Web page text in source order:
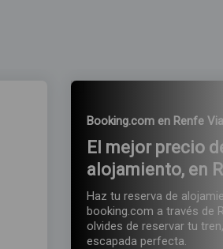
Booking.com en Renfe
El mejor precio
alojamiento, en
Haz tu reserva de
booking.com a través de
olvides de reservar tu tren,
escapada perfecta.